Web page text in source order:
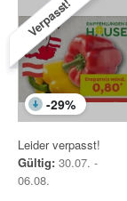
Verpasst!
-29%
Leider verpasst!
Gültig: 30.07. -
06.08.